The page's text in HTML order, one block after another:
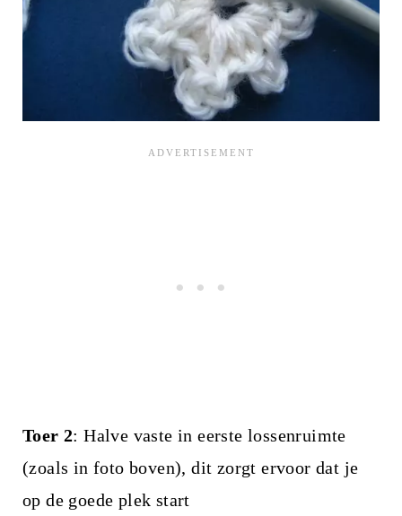
Toer 2: Halve vaste in eerste lossenruimte
(zoals in foto boven), dit zorgt ervoor dat je
op de goede plek start